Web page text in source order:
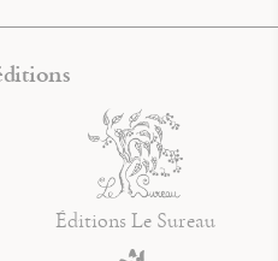
Éditions Le Sureau